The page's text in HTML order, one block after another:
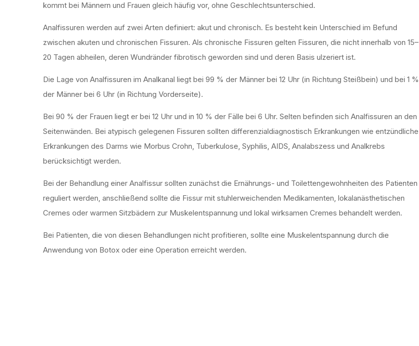
kommt bei Männern und Frauen gleich häufig vor, ohne Geschlechtsunterschied.
Analfissuren werden auf zwei Arten definiert: akut und chronisch. Es besteht kein Unterschied im Befund
zwischen akuten und chronischen Fissuren. Als chronische Fissuren gelten Fissuren, die nicht innerhalb von 15–
20 Tagen abheilen, deren Wundränder fibrotisch geworden sind und deren Basis ulzeriert ist.
Die Lage von Analfissuren im Analkanal liegt bei 99 % der Männer bei 12 Uhr (in Richtung Steißbein) und bei 1 %
der Männer bei 6 Uhr (in Richtung Vorderseite).
Bei 90 % der Frauen liegt er bei 12 Uhr und in 10 % der Fälle bei 6 Uhr. Selten befinden sich Analfissuren an den
Seitenwänden. Bei atypisch gelegenen Fissuren sollten differenzialdiagnostisch Erkrankungen wie entzündliche
Erkrankungen des Darms wie Morbus Crohn, Tuberkulose, Syphilis, AIDS, Analabszess und Analkrebs
berücksichtigt werden.
Bei der Behandlung einer Analfissur sollten zunächst die Ernährungs- und Toilettengewohnheiten des Patienten
reguliert werden, anschließend sollte die Fissur mit stuhlerweichenden Medikamenten, lokalanästhetischen
Cremes oder warmen Sitzbädern zur Muskelentspannung und lokal wirksamen Cremes behandelt werden.
Bei Patienten, die von diesen Behandlungen nicht profitieren, sollte eine Muskelentspannung durch die
Anwendung von Botox oder eine Operation erreicht werden.